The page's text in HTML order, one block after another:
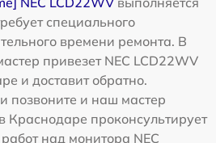
специального
времени ремонта. В
привезет NEC LCD22WV
и доставит обратно.
позвоните и наш мастер
Краснодаре проконсультирует
над монитора NEC